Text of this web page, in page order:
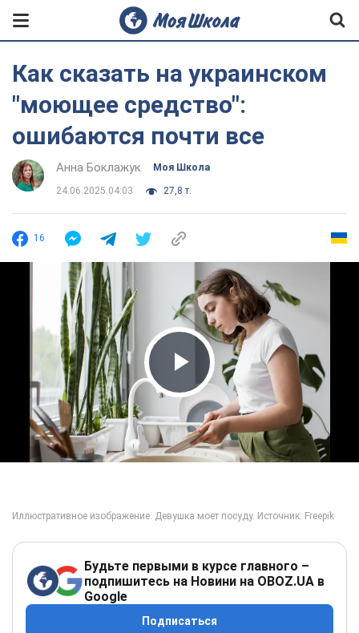
Как сказать на украинском
"моющее средство":
ошибаются почти все
Анна Боклажук Моя Школа
24.06.2025 04:03 27,8 т.
16
Play Video
Будьте первыми в курсе главного –
подпишитесь на Новини на OBOZ.UA в
Google
Подписаться